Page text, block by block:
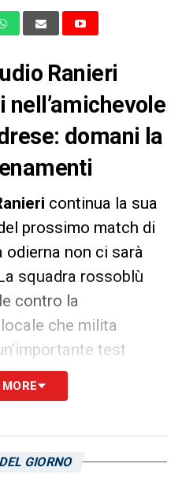
Ranieri
nell’amichevole
domani la
continua la sua
prossimo match di
odierna non ci sarà
squadra rossoblù
contro la
che milita
test
si avviano verso la
cadetto, in
riportato da
GIORNO